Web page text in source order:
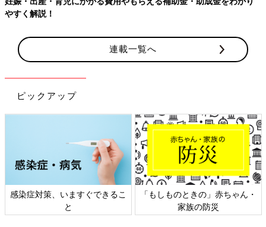
やすく解説！
連載一覧へ
ピックアップ
感染症対策、いますぐできるこ
と
「もしものときの」赤ちゃん・
家族の防災